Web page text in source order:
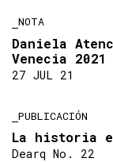
NOTA
Daniela
Venecia 2021
27 JUL 21
PUBLICACIÓN
La historia
Dearq No. 22